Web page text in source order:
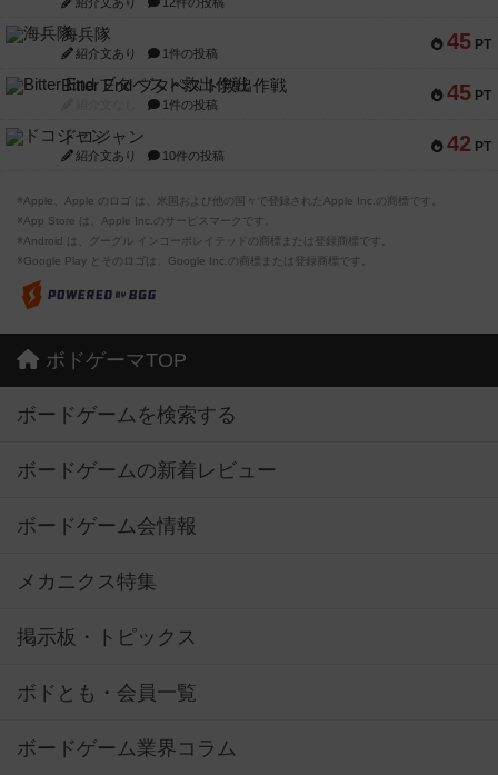
45 PT
海兵隊
紹介文あり 1件の投稿
45 PT
Bitter End ブタペスト救出作戦
1件の投稿
42 PT
ドコジャン
紹介文あり 10件の投稿
※Apple、Apple のロゴ は、米国および他の国々で登録されたApple Inc.の商標です。
※App Store は、Apple Inc.のサービスマークです。
※Android は、グーグル インコーポレイテッドの商標または登録商標です。
※Google Play とそのロゴは、Google Inc.の商標または登録商標です。
ボドゲーマTOP
ボードゲームを検索する
ボードゲームの新着レビュー
ボードゲーム会情報
メカニクス特集
掲示板・トピックス
ボドとも・会員一覧
ボードゲーム業界コラム